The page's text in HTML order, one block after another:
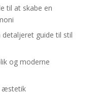
til at skabe en
detaljeret guide til stil
og moderne
æstetik